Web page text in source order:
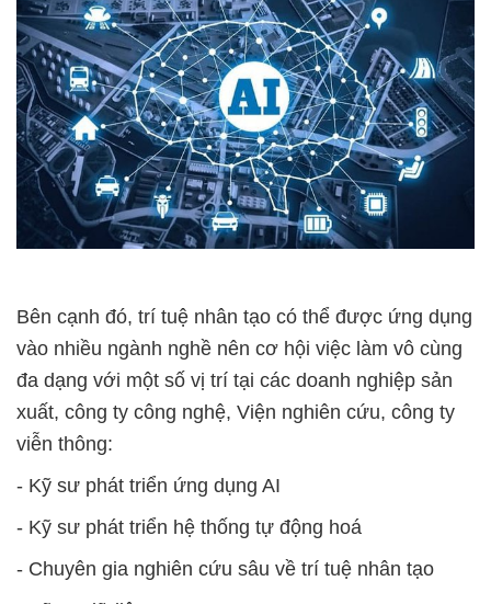
Bên cạnh đó, trí tuệ nhân tạo có thể được ứng dụng
vào nhiều ngành nghề nên cơ hội việc làm vô cùng
đa dạng với một số vị trí tại các doanh nghiệp sản
xuất, công ty công nghệ, Viện nghiên cứu, công ty
viễn thông:
- Kỹ sư phát triển ứng dụng AI
- Kỹ sư phát triển hệ thống tự động hoá
- Chuyên gia nghiên cứu sâu về trí tuệ nhân tạo